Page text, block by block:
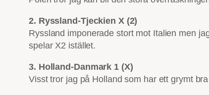
2. Ryssland-Tjeckien X (2)
Ryssland imponerade stort mot Italien men
spelar X2 istället.
3. Holland-Danmark 1 (X)
Visst tror jag på Holland som har ett grymt